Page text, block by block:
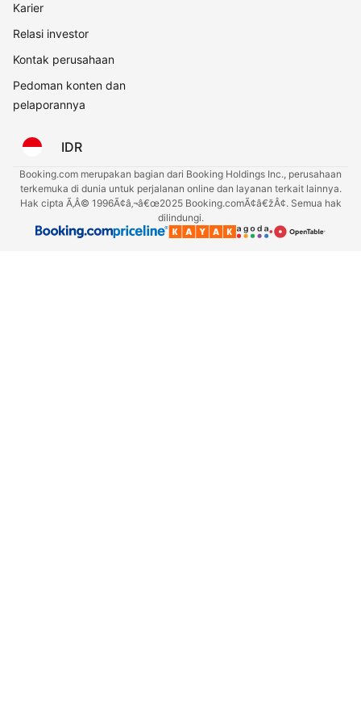
Karier
Relasi investor
Kontak perusahaan
Pedoman konten dan
pelaporannya
IDR
Booking.com merupakan bagian dari Booking Holdings Inc., perusahaan
terkemuka di dunia untuk perjalanan online dan layanan terkait lainnya.
Hak cipta Ã‚Â© 1996Ã¢â‚¬â€œ2025 Booking.comÃ¢â€žÂ¢. Semua hak
dilindungi.